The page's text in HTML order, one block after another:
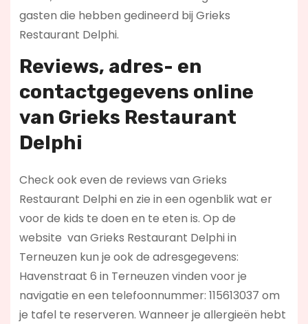
gasten die hebben gedineerd bij Grieks
Restaurant Delphi.
Reviews, adres- en
contactgegevens online
van Grieks Restaurant
Delphi
Check ook even de reviews van Grieks
Restaurant Delphi en zie in een ogenblik wat er
voor de kids te doen en te eten is. Op de
website van Grieks Restaurant Delphi in
Terneuzen kun je ook de adresgegevens:
Havenstraat 6 in Terneuzen vinden voor je
navigatie en een telefoonnummer: 115613037 om
je tafel te reserveren. Wanneer je allergieën hebt